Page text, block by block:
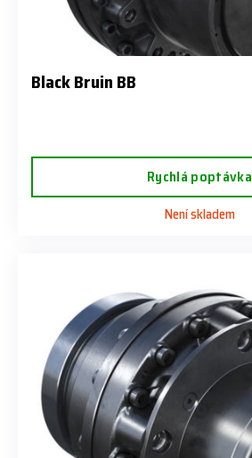
Black Bruin BB
Rychlá poptávka
Není skladem